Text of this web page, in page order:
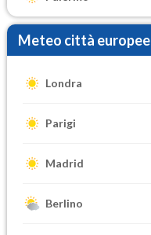
Meteo città europee
Londra
Parigi
Madrid
Berlino